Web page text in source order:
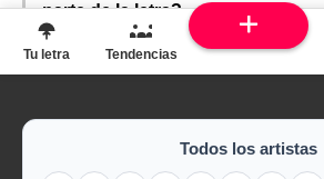
parte de la letra?
Todos los artistas
Tu letra Tendencias